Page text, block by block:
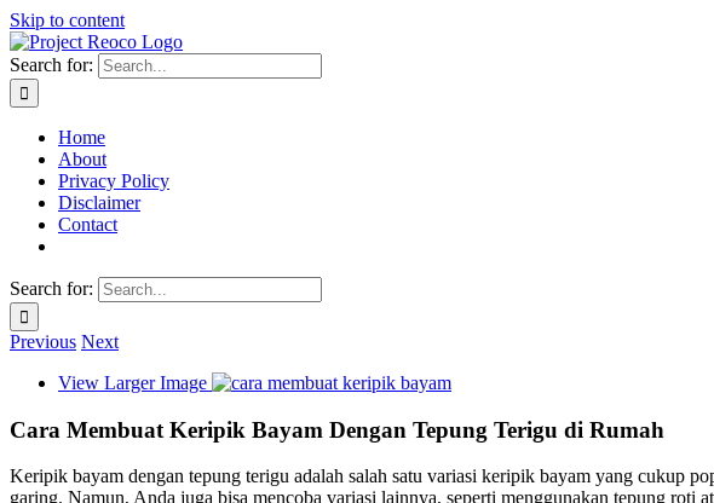
Skip to content
Search for:
Home
About
Privacy Policy
Disclaimer
Contact
Search for:
Previous Next
View Larger Image
Cara Membuat Keripik Bayam Dengan Tepung Terigu di Rumah
Keripik bayam dengan tepung terigu adalah salah satu variasi keripik bayam yang cukup
garing. Namun, Anda juga bisa mencoba variasi lainnya, seperti menggunakan tepung roti